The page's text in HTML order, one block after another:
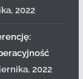
2022
2022